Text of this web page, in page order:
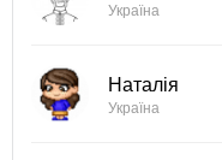
Україна
Наталія
Україна